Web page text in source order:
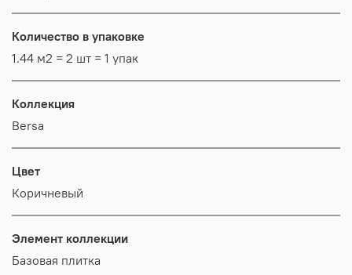
Количество в упаковке
1.44 м2 = 2 шт = 1 упак
Коллекция
Bersa
Цвет
Коричневый
Элемент коллекции
Базовая плитка